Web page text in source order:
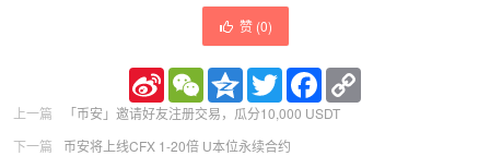
赞 (0)
Sina
Weibo
WeChatQzoneTwitterFacebook
上一篇
「币安」邀请好友注册交易，瓜分10,000 USDT
下一篇
币安将上线CFX 1-20倍 U本位永续合约